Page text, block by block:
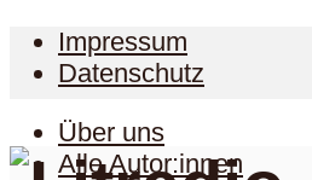
Impressum
Datenschutz
Über uns
Alle Autor:innen